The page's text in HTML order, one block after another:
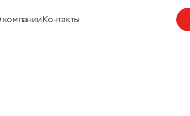
компанииКонтакты